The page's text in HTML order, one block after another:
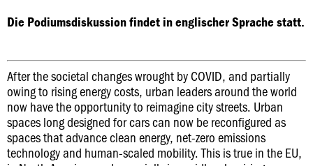
Die Podiumsdiskussion findet in englischer Sprache statt.
After the societal changes wrought by COVID, and partially
owing to rising energy costs, urban leaders around the world
now have the opportunity to reimagine city streets. Urban
spaces long designed for cars can now be reconfigured as
spaces that advance clean energy, net-zero emissions
technology and human-scaled mobility. This is true in the EU,